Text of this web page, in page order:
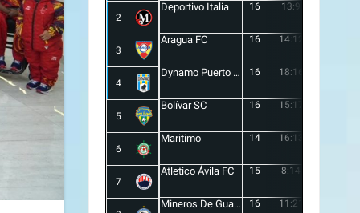
2
Deportivo Italia 16 13:9
3
Aragua FC 16 14:12
4
Dynamo Puerto FC 16 18:16
5
Bolívar SC 16 15:17
6
Maritimo 14 16:13
7
Atletico Ávila FC 15 8:14
Mineros De Guayana 16 11:21